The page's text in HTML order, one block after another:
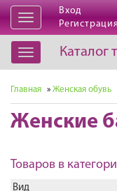
Открыть
навигацию
Вход
Регистрация
Открыть
навигацию
Каталог
Главная » Женская обувь
Женские
Товаров в
Вид